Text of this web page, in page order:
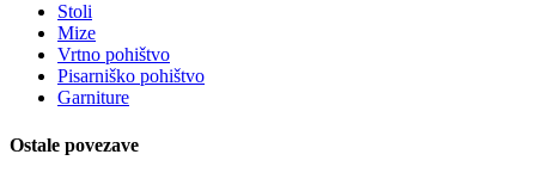
Stoli
Mize
Vrtno pohištvo
Pisarniško pohištvo
Garniture
Ostale povezave